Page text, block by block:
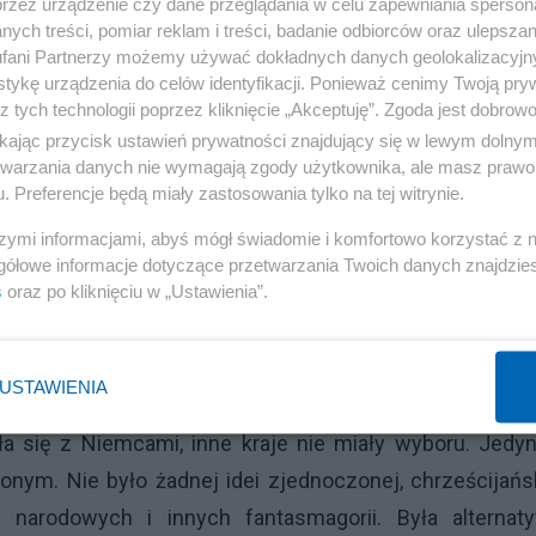
Europę od zawsze - przeciwko tym
Francja podłączyła pod siebie okulawione
stała się de facto hegemonem kontynentu -
zatrzymać. Teraz już nie mogły. Francja
jeśli byście się dołączyli? Pozwolimy wam mieć coś
że się zgodzili. Jeśli by nie wykorzystali tej
z nimi, co chciał. Lepiej było dołączyć, niż
swoje pomysły naszym kosztem, ale w zamian
i paść ofiarą tych samych celów hegemona, ale
się z Niemcami, inne kraje nie miały wyboru.
Nie było żadnej idei zjednoczonej,
i innych fantasmagorii. Była
treści, pomiar reklam i treści, badanie odbiorców oraz
Partnerzy możemy używać dokładnych danych
urządzenia do celów identyfikacji. Ponieważ cenimy Twoją
tych technologii poprzez kliknięcie „Akceptuję”. Zgoda jest
przycisk ustawień prywatności znajdujący się w lewym
danych nie wymagają zgody użytkownika, ale masz
Preferencje będą miały zastosowania tylko na tej witrynie.
informacjami, abyś mógł świadomie i komfortowo korzystać z
informacje dotyczące przetwarzania Twoich danych
oraz po kliknięciu w „Ustawienia”.
USTAWIENIA